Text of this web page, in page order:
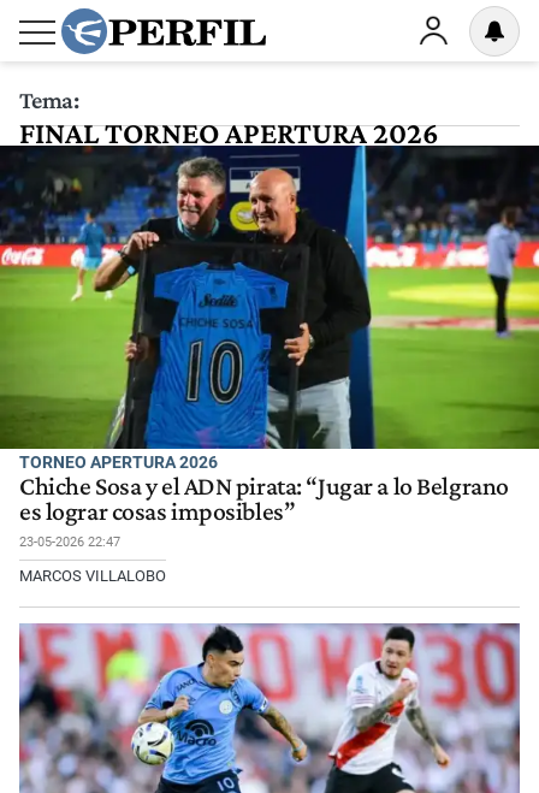
Tema:
FINAL TORNEO APERTURA 2026
TORNEO APERTURA 2026
Chiche Sosa y el ADN pirata: “Jugar a lo Belgrano
es lograr cosas imposibles”
23-05-2026 22:47
MARCOS VILLALOBO